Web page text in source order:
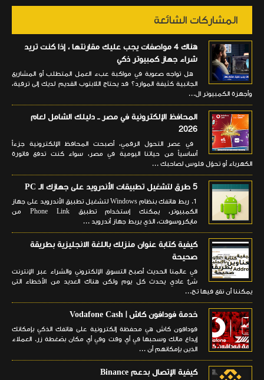
المشاركات الشائعة
هناك 4 مواصفات يجب عليك مقارنتها ، إذا كنت تريد
شراء جهاز كمبيوتر ذكي
هل تواجه صعوبة في مواكبة عبء العمل المتطلب أو المشاريع
الجانبية كثيفة الموارد؟ قد يحتاج اللابتوب القديم لديك إلى ترقية،
وأجهزة الكمبيوتر ال...
المحافظ الإلكترونية في مصر ــ دليلك الشامل لعام
2026
في عصر التحول الرقمي، أصبحت المحافظ الإلكترونية جزءاً
أساسياً من حياتنا اليومية في مصر، سواء كنت تدفع فاتورة
الكهرباء أو تحوّل فلوس لصاحبك ...
5 طرق لتشغيل تطبيقات الأندرويد على جهازك الـ PC
1. ربط هاتفك بنظام Windows لتشغيل تطبيق الأندرويد على جهاز
الكمبيوتر، يمكنك إستخدام تطبيق Phone Link من
مايكروسوفت، الذي يربط جهاز أندرويد ...
كيفية كتابة عنوان منزلك باللغة الانجليزية بطريقة
صحيحة
في عالمنا الحديث أصبح التسوق الإلكتروني والشراء عبر الإنترنت
شئ عادي يحدث كل يوم ولكن هناك العديد من الأخطاء التى
يمكننا أن نقع فيها تج...
خدمة فودافون كاش | Vodafone Cash
فودافون كاش هي محفظة إلكترونية على هاتفك الذكي بإمكانك
إيداع مالك وسحبها في أي وقت وفي أي مكان بضغطة زر. العملاء
الذين بإمكانهم أن ...
كيفية الإتصال بدعم Binance